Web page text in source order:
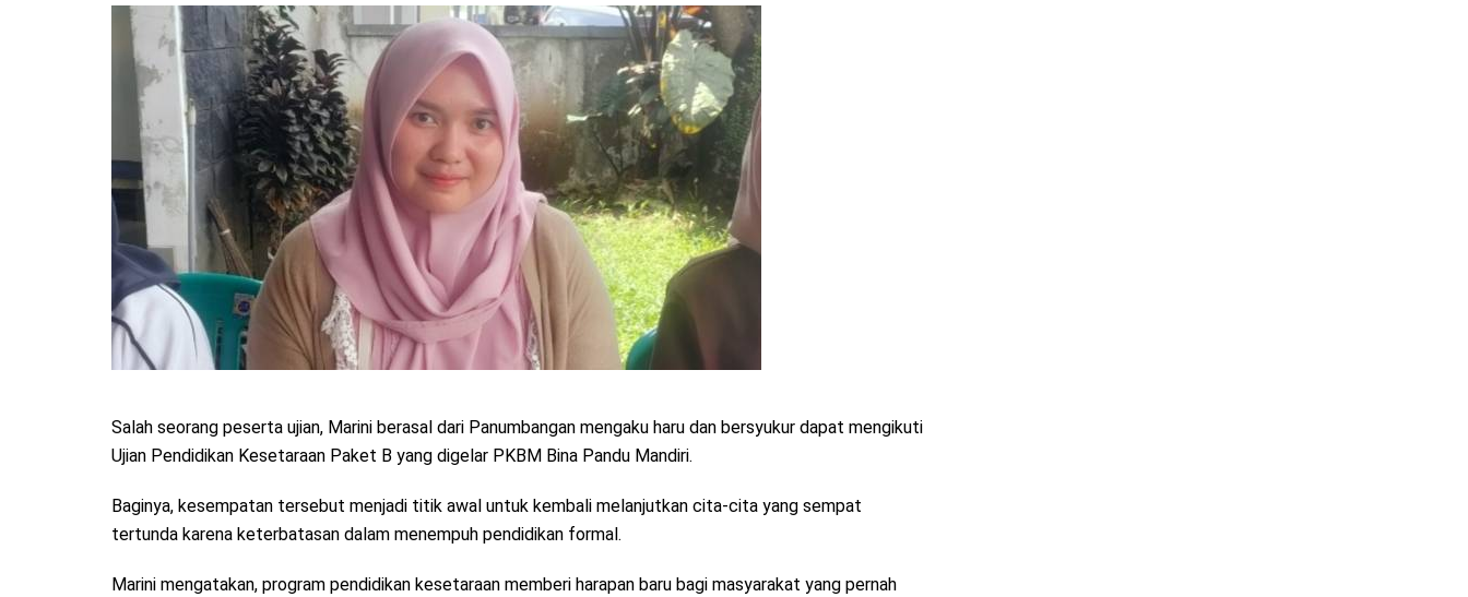
Salah seorang peserta ujian, Marini berasal dari Panumbangan mengaku haru dan bersyukur dapat mengikuti
Ujian Pendidikan Kesetaraan Paket B yang digelar PKBM Bina Pandu Mandiri.
Baginya, kesempatan tersebut menjadi titik awal untuk kembali melanjutkan cita-cita yang sempat
tertunda karena keterbatasan dalam menempuh pendidikan formal.
Marini mengatakan, program pendidikan kesetaraan memberi harapan baru bagi masyarakat yang pernah